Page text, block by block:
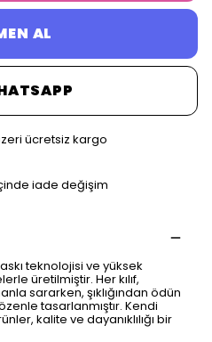
AL
ücretsiz kargo
iade değişim
teknolojisi ve yüksek
üretilmiştir. Her kılıf,
sararken, şıklığından ödün
tasarlanmıştır. Kendi
kalite ve dayanıklılığı bir